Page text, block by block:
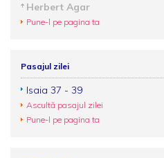
Herbert Agar
Pune-l pe pagina ta
Pasajul zilei
Isaia 37 - 39
Ascultă pasajul zilei
Pune-l pe pagina ta